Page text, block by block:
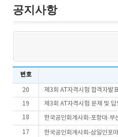
공지사항
번호
20 제3회 AT자격시험 합격자발
19 제3회 AT자격시험 문제 및 답
18 한국공인회계사회-포항대·
17 한국공인회계사회-삼일인포